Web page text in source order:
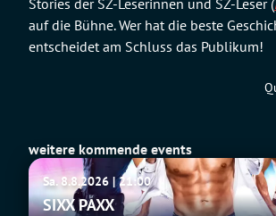
Stories der SZ-Leserinnen und SZ-Leser (
auf die Bühne. Wer hat die beste
entscheidet am Schluss das Publikum!
weitere kommende events
SIXX
PAXXSa. 8.8.2026 | 21:00
SIXX PAXX